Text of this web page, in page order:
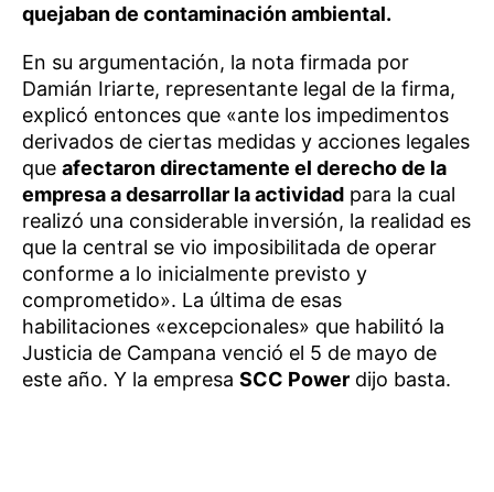
quejaban de contaminación ambiental.
En su argumentación, la nota firmada por
Damián Iriarte, representante legal de la firma,
explicó entonces que «ante los impedimentos
derivados de ciertas medidas y acciones legales
que afectaron directamente el derecho de la
empresa a desarrollar la actividad para la cual
realizó una considerable inversión, la realidad es
que la central se vio imposibilitada de operar
conforme a lo inicialmente previsto y
comprometido». La última de esas
habilitaciones «excepcionales» que habilitó la
Justicia de Campana venció el 5 de mayo de
este año. Y la empresa SCC Power dijo basta.